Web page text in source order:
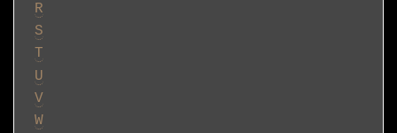
R
S
T
U
V
W